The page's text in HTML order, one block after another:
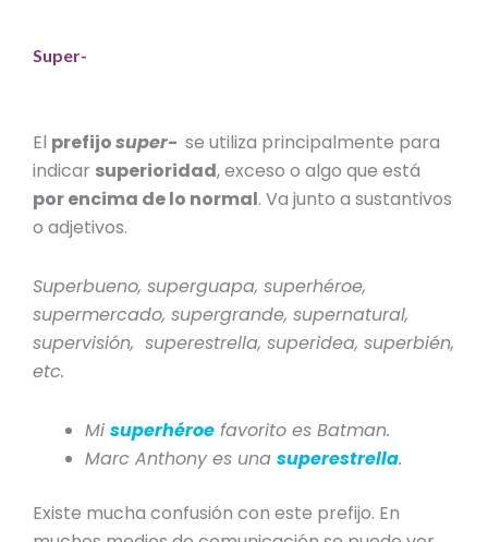
Super-
El prefijosuper- se utiliza principalmente para
indicar superioridad, exceso o algo que está
por encima de lo normal. Va junto a sustantivos
o adjetivos.
Superbueno, superguapa, superhéroe,
supermercado, supergrande, supernatural,
supervisión, superestrella, superidea, superbién,
etc.
Misuperhéroe favorito es Batman.
Marc Anthony es unasuperestrella.
Existe mucha confusión con este prefijo. En